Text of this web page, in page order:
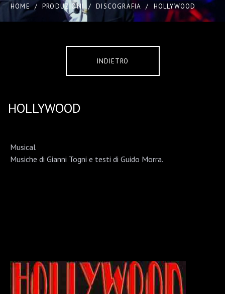
HOME / PRODUZIONI / DISCOGRAFIA / HOLLYWOOD
INDIETRO
HOLLYWOOD
Musical
Musiche di Gianni Togni e testi di Guido Morra.